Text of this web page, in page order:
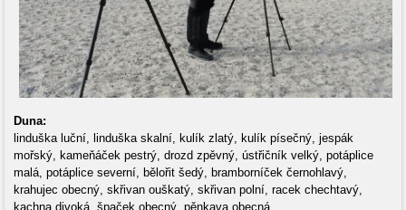
Duna:
linduška luční, linduška skalní, kulík zlatý, kulík písečný, jespák
mořský, kameňáček pestrý, drozd zpěvný, ústřičník velký, potáplice
malá, potáplice severní, bělořit šedý, bramborníček černohlavý,
krahujec obecný, skřivan ouškatý, skřivan polní, racek chechtavý,
kachna divoká, špaček obecný, pěnkava obecná